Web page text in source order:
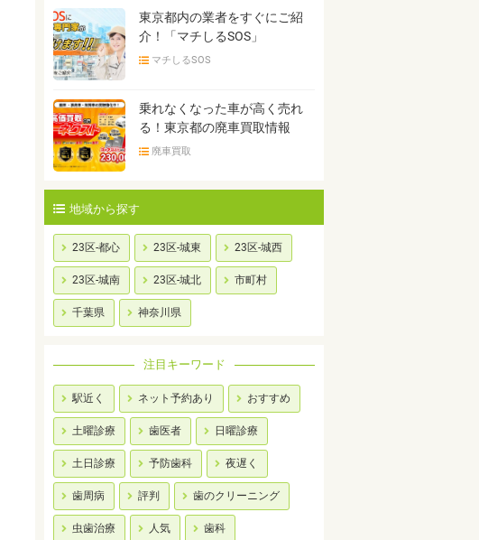
東京都内の業者をすぐにご紹
介！「マチしるSOS」
マチしるSOS
乗れなくなった車が高く売れ
る！東京都の廃車買取情報
廃車買取
地域から探す
23区-都心 23区-城東 23区-城西
23区-城南 23区-城北 市町村
千葉県 神奈川県
注目キーワード
駅近く ネット予約あり おすすめ
土曜診療 歯医者 日曜診療
土日診療 予防歯科 夜遅く
歯周病 評判 歯のクリーニング
虫歯治療 人気 歯科